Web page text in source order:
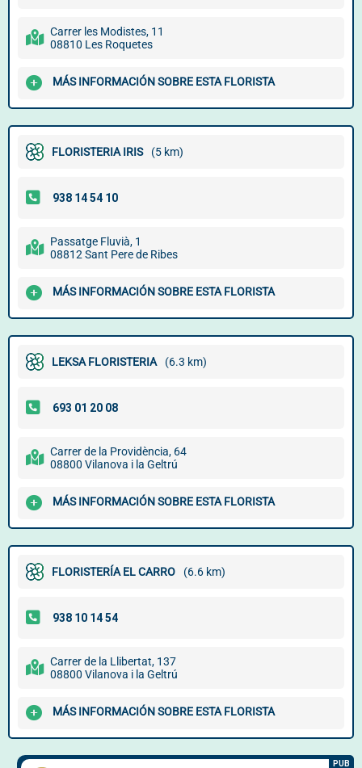
Carrer les Modistes, 11
08810 Les Roquetes
MÁS INFORMACIÓN SOBRE ESTA FLORISTA
FLORISTERIA IRIS (5 km)
Passatge Fluvià, 1
08812 Sant Pere de Ribes
MÁS INFORMACIÓN SOBRE ESTA FLORISTA
LEKSA FLORISTERIA (6.3 km)
Carrer de la Providència, 64
08800 Vilanova i la Geltrú
MÁS INFORMACIÓN SOBRE ESTA FLORISTA
FLORISTERÍA EL CARRO (6.6 km)
Carrer de la Llibertat, 137
08800 Vilanova i la Geltrú
MÁS INFORMACIÓN SOBRE ESTA FLORISTA